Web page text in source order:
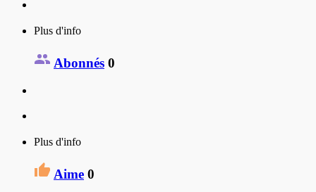
Plus d'info
Abonnés 0
Plus d'info
Aime 0